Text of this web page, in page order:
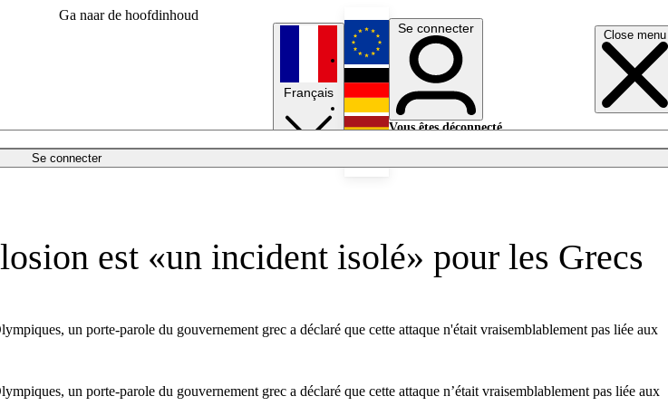
Ga naar de hoofdinhoud
Close menu
Se connecter
Français
English
Deutsch
Se connecter
Vous êtes déconnecté.
est «un incident isolé» pour les Grecs
un porte-parole du gouvernement grec a déclaré que cette attaque n'était vraisemblablement pas liée aux
un porte-parole du gouvernement grec a déclaré que cette attaque n’était vraisemblablement pas liée aux